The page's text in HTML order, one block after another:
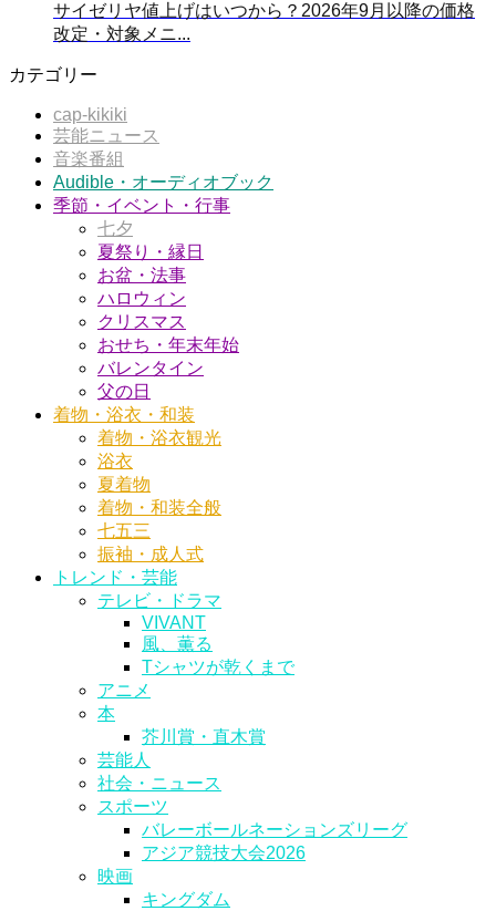
サイゼリヤ値上げはいつから？2026年9月以降の価格
改定・対象メニ...
カテゴリー
cap-kikiki
芸能ニュース
音楽番組
Audible・オーディオブック
季節・イベント・行事
七夕
夏祭り・縁日
お盆・法事
ハロウィン
クリスマス
おせち・年末年始
バレンタイン
父の日
着物・浴衣・和装
着物・浴衣観光
浴衣
夏着物
着物・和装全般
七五三
振袖・成人式
トレンド・芸能
テレビ・ドラマ
VIVANT
風、薫る
Tシャツが乾くまで
アニメ
本
芥川賞・直木賞
芸能人
社会・ニュース
スポーツ
バレーボールネーションズリーグ
アジア競技大会2026
映画
キングダム